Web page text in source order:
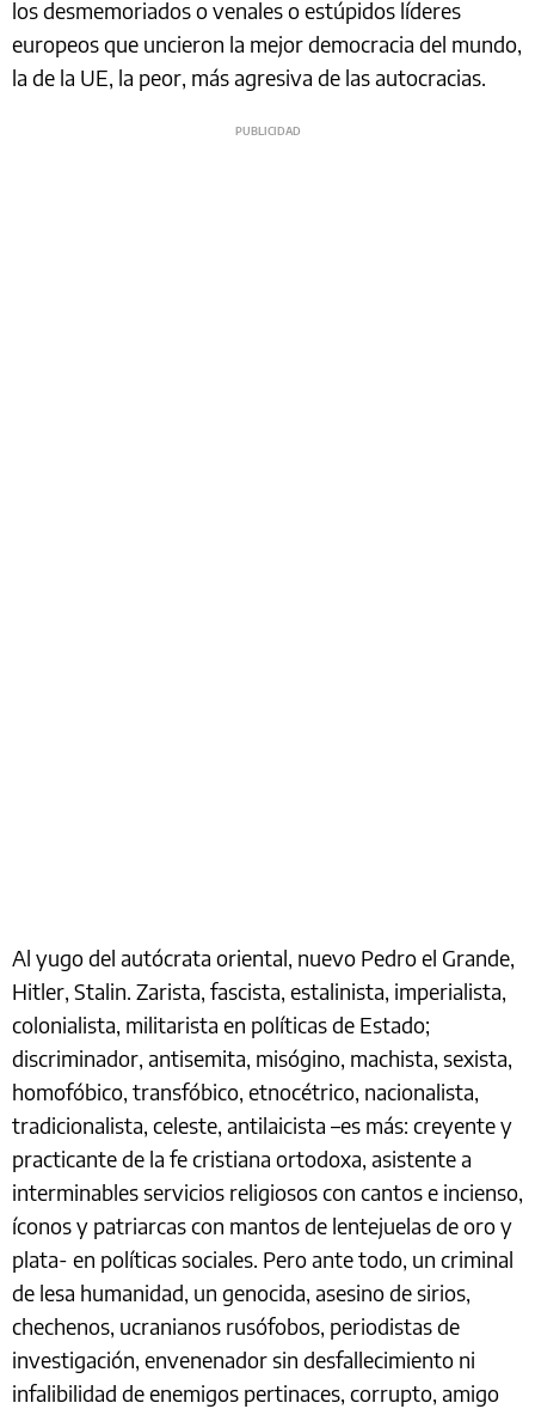
los desmemoriados o venales o estúpidos líderes
europeos que uncieron la mejor democracia del mundo,
la de la UE, la peor, más agresiva de las autocracias.
Al yugo del autócrata oriental, nuevo Pedro el Grande,
Hitler, Stalin. Zarista, fascista, estalinista, imperialista,
colonialista, militarista en políticas de Estado;
discriminador, antisemita, misógino, machista, sexista,
homofóbico, transfóbico, etnocétrico, nacionalista,
tradicionalista, celeste, antilaicista –es más: creyente y
practicante de la fe cristiana ortodoxa, asistente a
interminables servicios religiosos con cantos e incienso,
íconos y patriarcas con mantos de lentejuelas de oro y
plata- en políticas sociales. Pero ante todo, un criminal
de lesa humanidad, un genocida, asesino de sirios,
chechenos, ucranianos rusófobos, periodistas de
investigación, envenenador sin desfallecimiento ni
infalibilidad de enemigos pertinaces, corrupto, amigo